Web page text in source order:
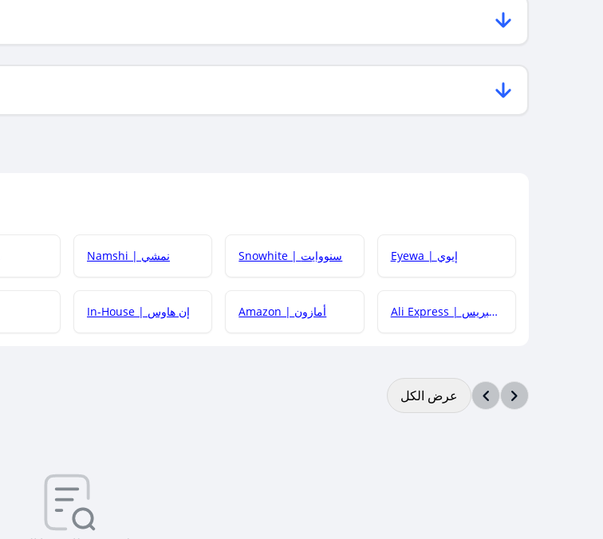
Namshi | نمشي Snowhite | سنووايت Eyewa | إيوي
In-House | إن هاوس Amazon | أمازون Ali Express | علي إكسبريس
عرض الكل